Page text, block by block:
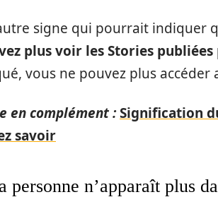
signe qui pourrait indiquer
plus voir les Stories
vous ne pouvez plus
en complément :Signification
savoir
personne n’apparaît plus